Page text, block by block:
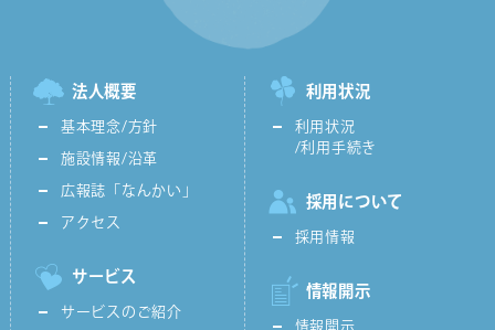
法人概要
基本理念/方針
施設情報/沿革
広報誌「なんかい」
アクセス
サービス
サービスのご紹介
利用状況
利用状況
/利用手続き
採用について
採用情報
情報開示